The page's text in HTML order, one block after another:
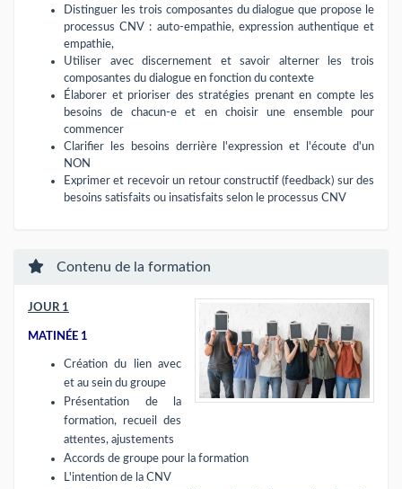
Distinguer les trois composantes du dialogue que propose le
processus CNV : auto-empathie, expression authentique et
empathie,
Utiliser avec discernement et savoir alterner les trois
composantes du dialogue en fonction du contexte
Élaborer et prioriser des stratégies prenant en compte les
besoins de chacun-e et en choisir une ensemble pour
commencer
Clarifier les besoins derrière l'expression et l'écoute d'un
NON
Exprimer et recevoir un retour constructif (feedback) sur des
besoins satisfaits ou insatisfaits selon le processus CNV
Contenu de la formation
JOUR 1
MATINÉE 1
Création du lien avec
et au sein du groupe
Présentation de la
formation, recueil des
attentes, ajustements
Accords de groupe pour la formation
L'intention de la CNV